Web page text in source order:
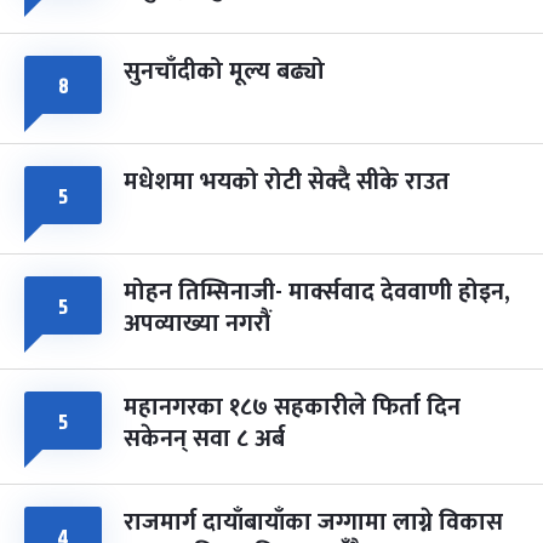
८ सुनचाँदीको मूल्य बढ्यो
५ मधेशमा भयको रोटी सेक्दै सीके राउत
५ मोहन तिम्सिनाजी- मार्क्सवाद देववाणी होइन,
अपव्याख्या नगरौं
५ महानगरका १८७ सहकारीले फिर्ता दिन
सकेनन् सवा ८ अर्ब
राजमार्ग दायाँबायाँका जग्गामा लाग्ने विकास